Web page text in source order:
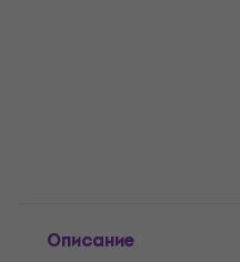
Описание